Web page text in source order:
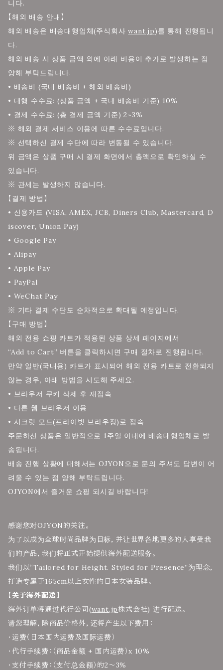
니다.
【해외 배송 안내】
해외 배송은 배송대행업체(주식회사want.jp)를 통해 진행됩니
다.
해외 배송 시 상품 금액 외에 아래 비용이 추가로 발생하는 점
양해 부탁드립니다.
• 배송비 (국내 배송비 + 해외 배송비)
• 대행 수수료: (상품 금액 + 국내 배송비 기준) 10%
• 결제 수수료: (총 결제 금액 기준) 2~3%
※ 해외 결제 서비스 이용에 따른 수수료입니다.
※ 선택하신 결제 수단에 따라 변동될 수 있습니다.
위 금액은 상품 구매 시 결제 화면에서 총액으로 확인하실 수
있습니다.
※ 관세는 발생하지 않습니다.
【결제 방법】
• 신용카드 (VISA, AMEX, JCB, Diners Club, Mastercard, D
iscover, Union Pay)
• Google Pay
• Alipay
• Apple Pay
• PayPal
• WeChat Pay
※ 기타 결제 수단도 순차적으로 확대될 예정입니다.
【구매 방법】
해외 전용 쇼핑 카트가 적용된 상품 상세 페이지에서
“Add to Cart” 버튼을 클릭하시면 구매 절차로 진행됩니다.
만약 일반(국내용) 카트가 표시되어 해외 전용 카트로 전환되지
않는 경우, 아래 방법을 시도해 주세요.
• 브라우저 쿠키 삭제 후 재접속
• 다른 웹 브라우저 이용
• 시크릿 모드(프라이빗 브라우징)로 접속
주문하신 상품은 일반적으로 1주일 이내에 배송대행업체로 발
송됩니다.
배송 진행 상황에 대해서는 OJYON으로 문의 주셔도 답변이 어
려울 수 있는 점 양해 부탁드립니다.
OJYON에서 즐거운 쇼핑 되시길 바랍니다!
感谢您对OJYON的关注。
为了以成为全球时尚品牌为目标，并让世界各地更多的人享受我
们的产品，我们将正式开始提供海外配送服务。
我们以“Tailored for Height. Styled for Presence”为理念，
打造专属于165cm以上女性的日本女装品牌。
【关于海外配送】
海外订单将通过代行公司(want.jp株式会社) 进行配送。
请您理解，除商品价格外，还将产生以下费用：
・运费（日本国内运费及国际运费）
・代行手续费：（商品金额 + 国内运费）x 10%
・支付手续费：（支付总金额）的2～3%